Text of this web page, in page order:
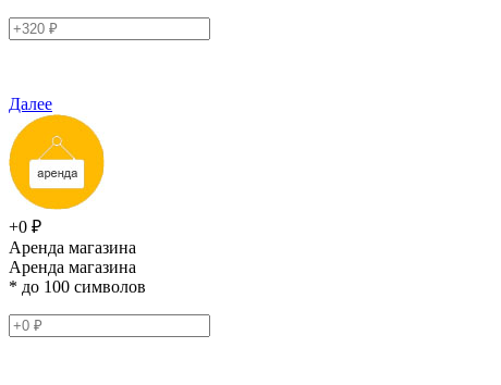
Далее
+0 ₽
Аренда магазина
Аренда магазина
* до 100 символов